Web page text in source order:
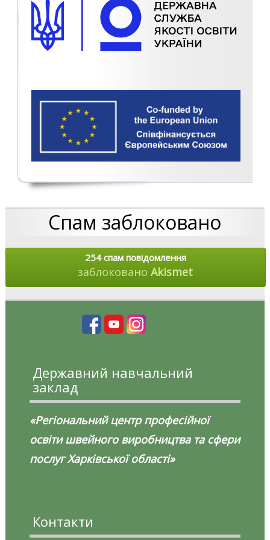
Спам заблоковано
254 спам повідомлення
заблокованоAkismet
Державний навчальний
заклад
«Регіональний центр професійної
освіти швейного виробництва та сфери
послуг Харківської області»
Контакти